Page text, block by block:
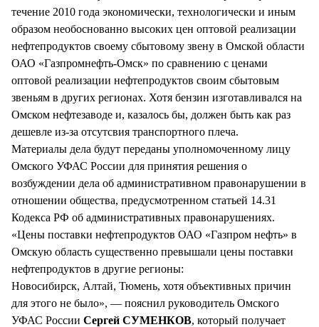
течение 2010 года экономически, технологически и иным
образом необоснованно высоких цен оптовой реализации
нефтепродуктов своему сбытовому звену в Омской области
ОАО «Газпромнефть-Омск» по сравнению с ценами
оптовой реализации нефтепродуктов своим сбытовым
звеньям в других регионах. Хотя бензин изготавливался на
Омском нефтезаводе и, казалось бы, должен быть как раз
дешевле из-за отсутсвия транспортного плеча.
Материалы дела будут переданы уполномоченному лицу
Омского УФАС России для принятия решения о
возбуждении дела об административном правонарушении в
отношении общества, предусмотренном статьей 14.31
Кодекса РФ об административных правонарушениях.
«Цены поставки нефтепродуктов ОАО «Газпром нефть» в
Омскую область существенно превышали цены поставки
нефтепродуктов в другие регионы:
Новосибирск, Алтай, Тюмень, хотя объективных причин
для этого не было», — пояснил руководитель Омского
УФАС России Сергей СУМЕНКОВ, который получает